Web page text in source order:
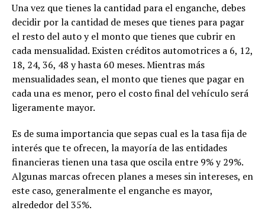
Una vez que tienes la cantidad para el enganche, debes
decidir por la cantidad de meses que tienes para pagar
el resto del auto y el monto que tienes que cubrir en
cada mensualidad. Existen créditos automotrices a 6, 12,
18, 24, 36, 48 y hasta 60 meses. Mientras más
mensualidades sean, el monto que tienes que pagar en
cada una es menor, pero el costo final del vehículo será
ligeramente mayor.
Es de suma importancia que sepas cual es la tasa fija de
interés que te ofrecen, la mayoría de las entidades
financieras tienen una tasa que oscila entre 9% y 29%.
Algunas marcas ofrecen planes a meses sin intereses, en
este caso, generalmente el enganche es mayor,
alrededor del 35%.